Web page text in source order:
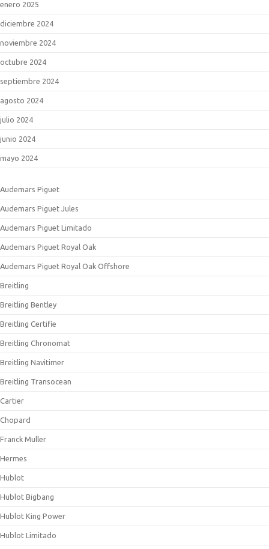
enero 2025
diciembre 2024
noviembre 2024
octubre 2024
septiembre 2024
agosto 2024
julio 2024
junio 2024
mayo 2024
Audemars Piguet
Audemars Piguet Jules
Audemars Piguet Limitado
Audemars Piguet Royal Oak
Audemars Piguet Royal Oak Offshore
Breitling
Breitling Bentley
Breitling Certifie
Breitling Chronomat
Breitling Navitimer
Breitling Transocean
Cartier
Chopard
Franck Muller
Hermes
Hublot
Hublot Bigbang
Hublot King Power
Hublot Limitado